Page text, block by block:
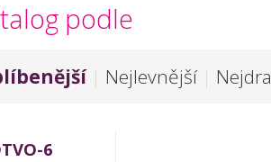
podle
| Nejlevnější |
6